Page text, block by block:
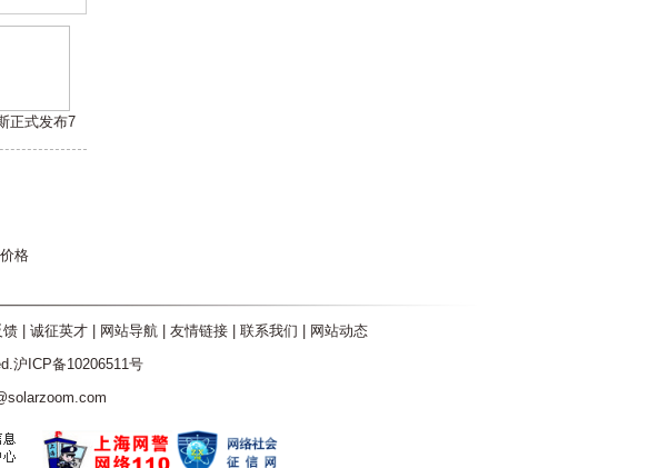
正式发布7
格
馈| 诚征英才| 网站导航| 友情链接| 联系我们
网站动态
沪ICP备10206511号